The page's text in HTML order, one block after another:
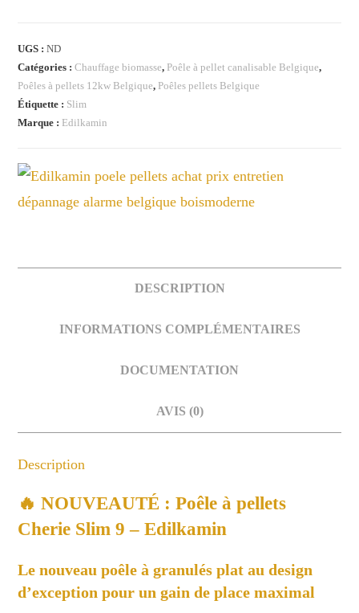
9+
Edilkamin
poêle
UGS :ND
Catégories :Chauffage biomasse, Poêle à pellet canalisable Belgique,
Poêles à pellets 12kw Belgique, Poêles pellets Belgique
Étiquette : Slim
Marque : Edilkamin
DESCRIPTION
INFORMATIONS COMPLÉMENTAIRES
DOCUMENTATION
AVIS (0)
Description
🔥 NOUVEAUTÉ : Poêle à pellets
Cherie Slim 9 – Edilkamin
Le nouveau poêle à granulés plat au design
d’exception pour un gain de place maximal